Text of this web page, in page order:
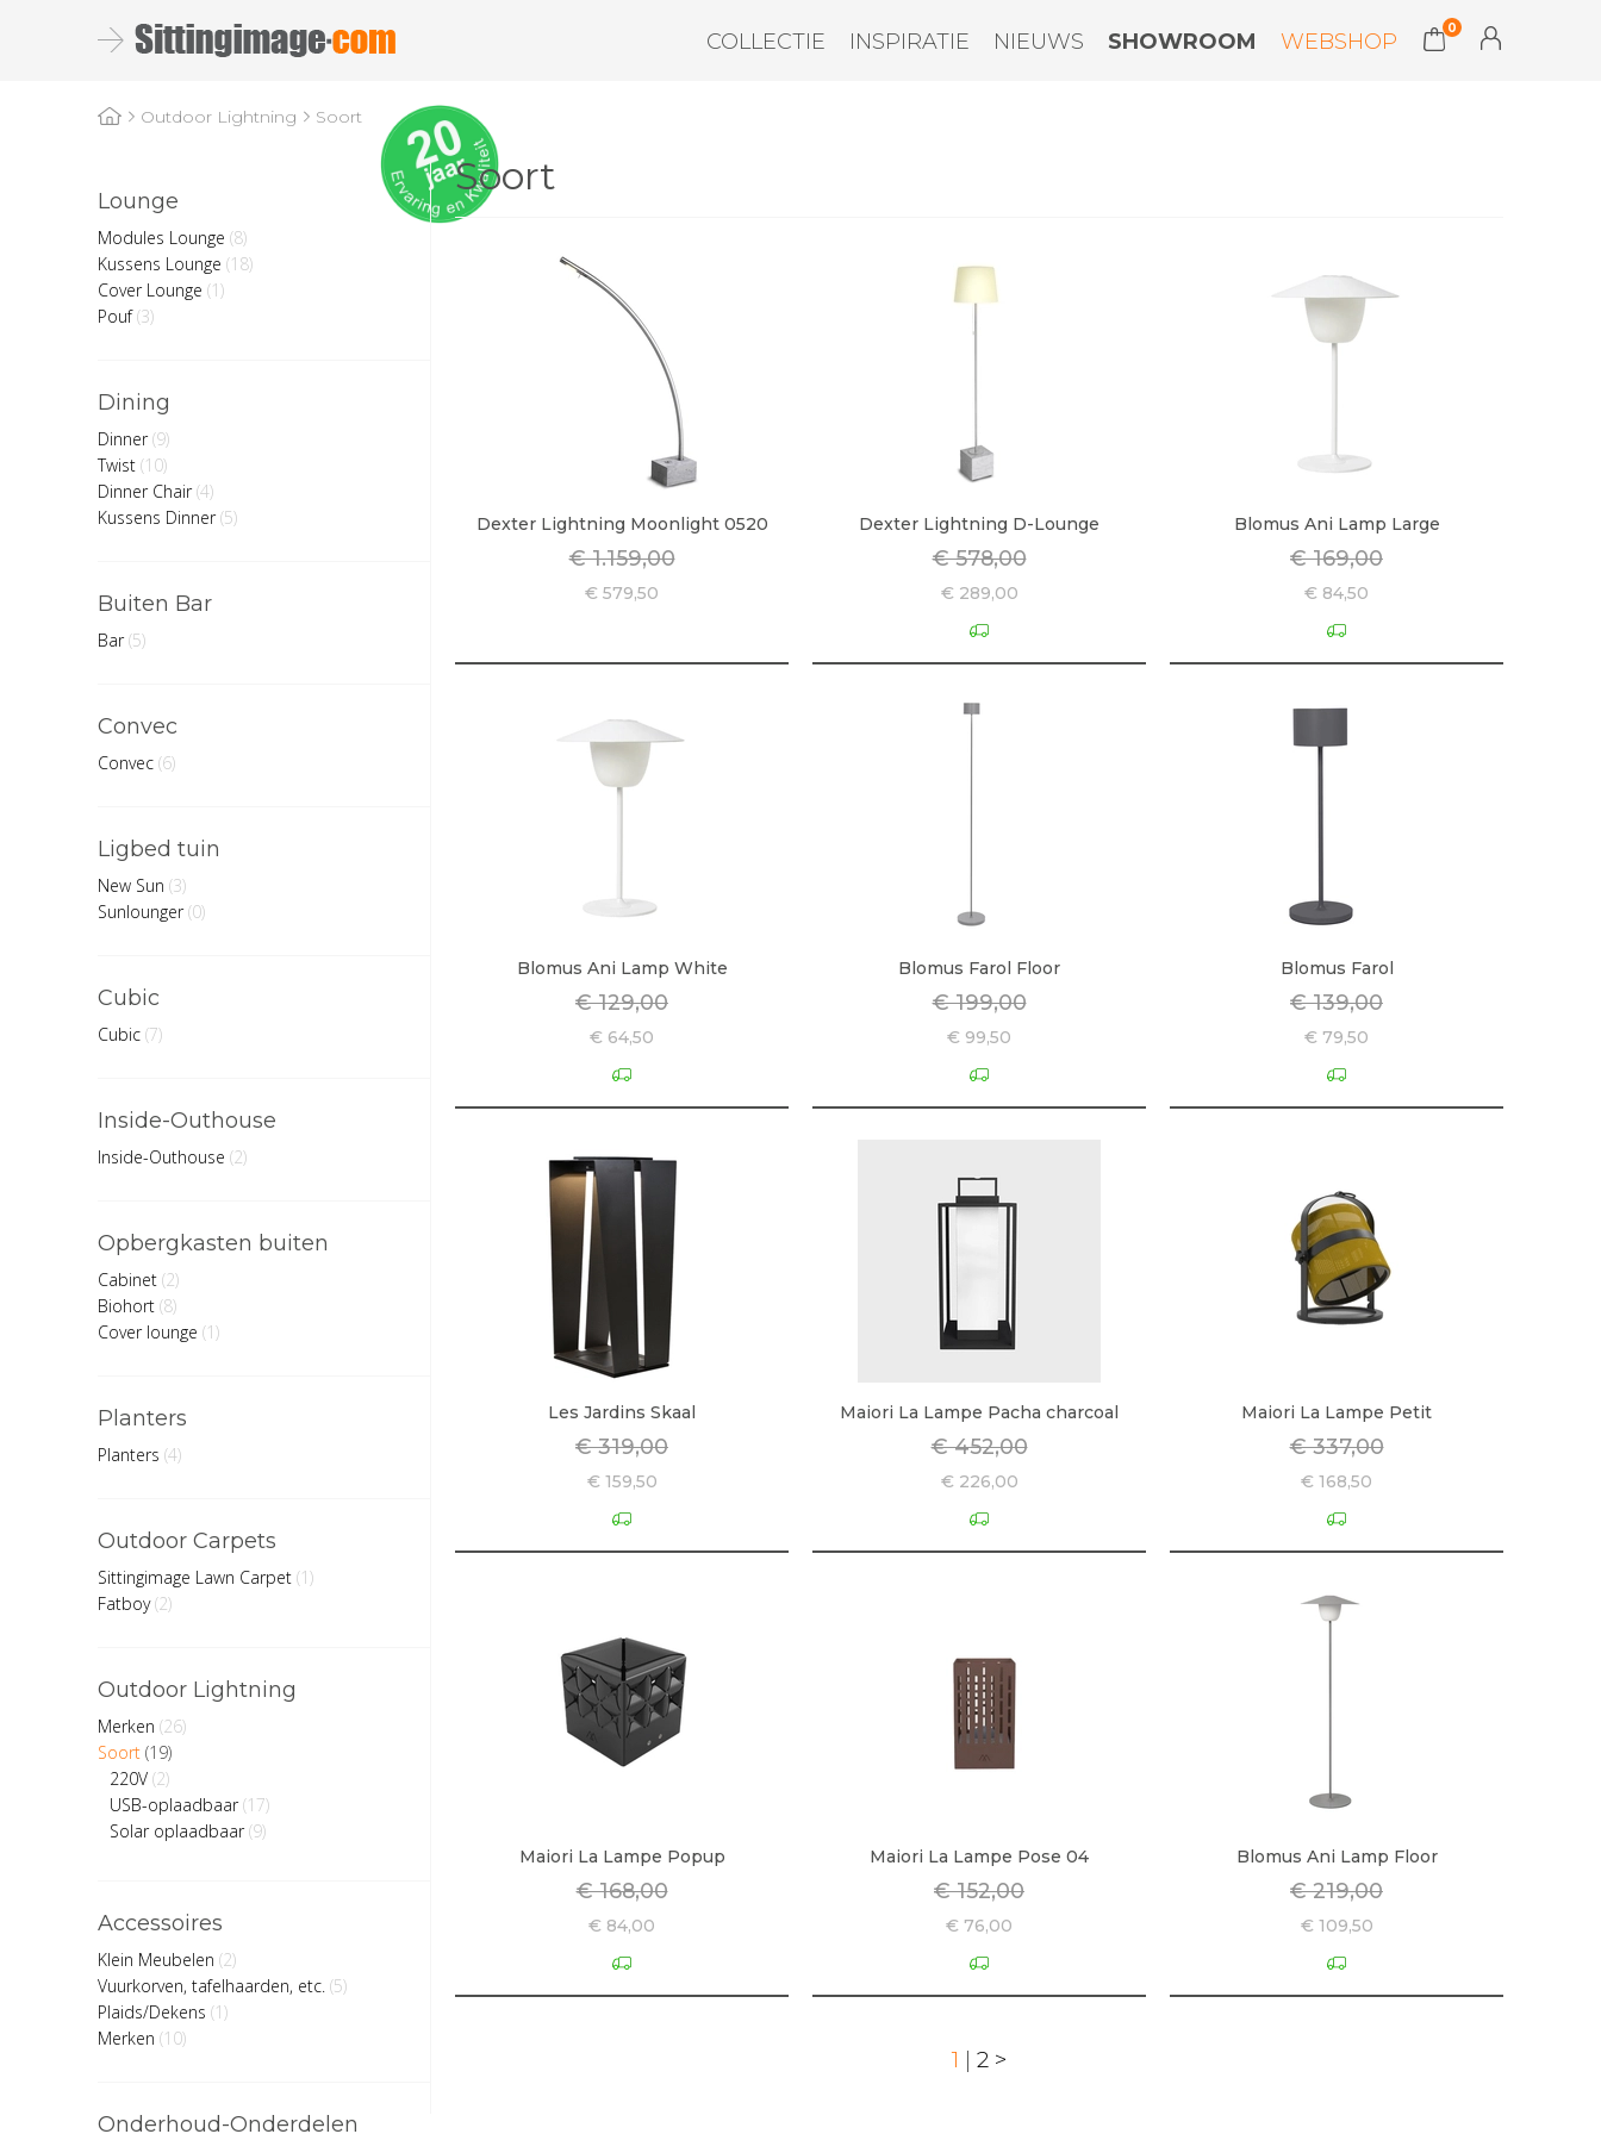
COLLECTIE INSPIRATIE NIEUWS SHOWROOM WEBSHOP
0
Outdoor Lightning Soort
Lounge
Modules Lounge (8)
Kussens Lounge (18)
Cover Lounge (1)
Pouf (3)
Dining
Dinner (9)
Twist (10)
Dinner Chair (4)
Kussens Dinner (5)
Buiten Bar
Bar (5)
Convec
Convec (6)
Ligbed tuin
New Sun (3)
Sunlounger (0)
Cubic
Cubic (7)
Inside-Outhouse
Inside-Outhouse (2)
Opbergkasten buiten
Cabinet (2)
Biohort (8)
Cover lounge (1)
Planters
Planters (4)
Outdoor Carpets
Sittingimage Lawn Carpet (1)
Fatboy (2)
Outdoor Lightning
Merken (26)
Soort (19)
220V (2)
USB-oplaadbaar (17)
Solar oplaadbaar (9)
Accessoires
Klein Meubelen (2)
Vuurkorven, tafelhaarden, etc. (5)
Plaids/Dekens (1)
Merken (10)
Onderhoud-Onderdelen
Soort
Dexter Lightning Moonlight 0520
€ 1.159,00
€ 579,50
Dexter Lightning D-Lounge
€ 578,00
€ 289,00
Blomus Ani Lamp Large
€ 169,00
€ 84,50
Blomus Ani Lamp White
€ 129,00
€ 64,50
Blomus Farol Floor
€ 199,00
€ 99,50
Blomus Farol
€ 139,00
€ 79,50
Les Jardins Skaal
€ 319,00
€ 159,50
Maiori La Lampe Pacha charcoal
€ 452,00
€ 226,00
Maiori La Lampe Petit
€ 337,00
€ 168,50
Maiori La Lampe Popup
€ 168,00
€ 84,00
Maiori La Lampe Pose 04
€ 152,00
€ 76,00
Blomus Ani Lamp Floor
€ 219,00
€ 109,50
1 | 2 >